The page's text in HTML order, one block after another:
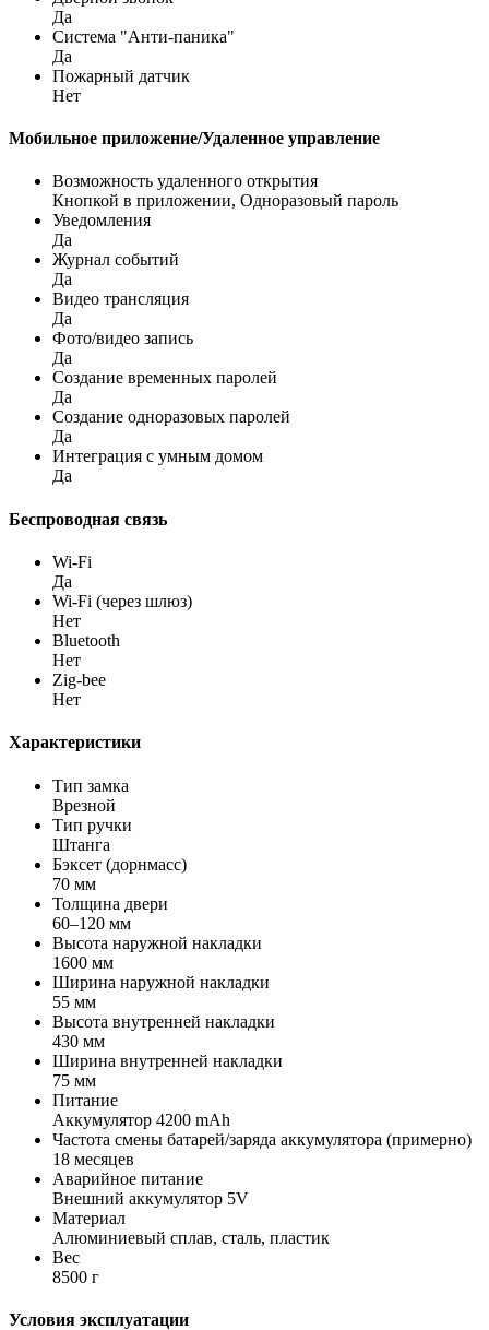
Да
Система "Анти-паника"
Да
Пожарный датчик
Нет
Мобильное приложение/Удаленное управление
Возможность удаленного открытия
Кнопкой в приложении, Одноразовый пароль
Уведомления
Да
Журнал событий
Да
Видео трансляция
Да
Фото/видео запись
Да
Создание временных паролей
Да
Создание одноразовых паролей
Да
Интеграция с умным домом
Да
Беспроводная связь
Wi-Fi
Да
Wi-Fi (через шлюз)
Нет
Bluetooth
Нет
Zig-bee
Нет
Характеристики
Тип замка
Врезной
Тип ручки
Штанга
Бэксет (дорнмасс)
70 мм
Толщина двери
60–120 мм
Высота наружной накладки
1600 мм
Ширина наружной накладки
55 мм
Высота внутренней накладки
430 мм
Ширина внутренней накладки
75 мм
Питание
Аккумулятор 4200 mAh
Частота смены батарей/заряда аккумулятора (примерно)
18 месяцев
Аварийное питание
Внешний аккумулятор 5V
Материал
Алюминиевый сплав, сталь, пластик
Вес
8500 г
Условия эксплуатации